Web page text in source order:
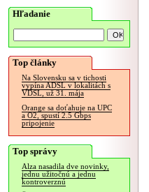
Hľadanie
Top články
Na Slovensku sa v tichosti
vypína ADSL v lokalitách s
VDSL, už 31. mája
Orange sa doťahuje na UPC
a O2, spustí 2.5 Gbps
pripojenie
Top správy
Alza nasadila dve novinky,
jednu užitočnú a jednu
kontroverznú